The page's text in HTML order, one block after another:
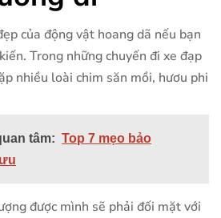
của động vật hoang dã nếu bạn
Trong những chuyến đi xe đạp
nhiều loài chim săn mồi, hươu phi
tâm: Top 7 mẹo bảo
được mình sẽ phải đối mặt với